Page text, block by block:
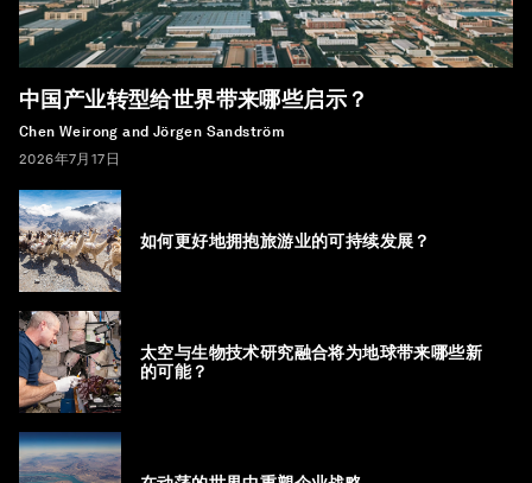
中国产业转型给世界带来哪些启示？
Chen Weirong and Jörgen Sandström
2026年7月17日
如何更好地拥抱旅游业的可持续发展？
太空与生物技术研究融合将为地球带来哪些新
的可能？